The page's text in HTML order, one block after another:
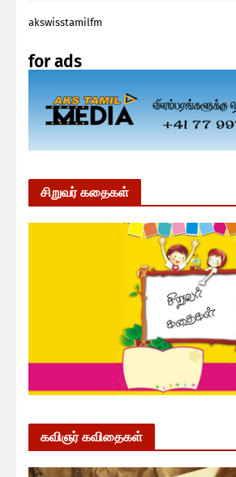
akswisstamilfm
for ads
சிறுவர் கதைகள்
கவிஞர் கவிதைகள்